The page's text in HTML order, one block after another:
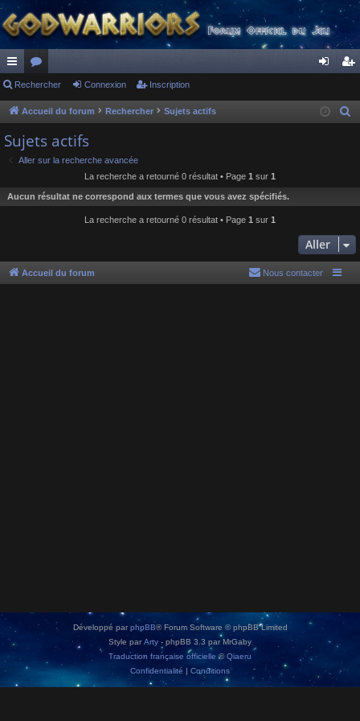
ac
co
ur
ci
or
u
s
ne cri
Rechercher Connexion Inscription
Accueil du forum Rechercher Sujets actifs
h
e
Sujets actifs
Aller sur la recherche avancée
La recherche a retourné 0 résultat • Page 1 sur 1
Aucun résultat ne correspond aux termes que vous avez spécifiés.
La recherche a retourné 0 résultat • Page 1 sur 1
Aller
Accueil du forum Nous contacter
Développé par phpBB® Forum Software © phpBB Limited
Style parArty - phpBB 3.3 par MrGaby
Traduction française officielle ©Qiaeru
Confidentialité | Conditions